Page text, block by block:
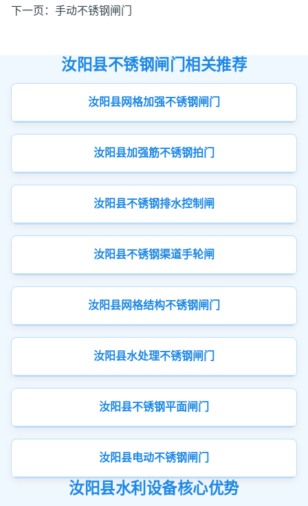
下一页： 手动不锈钢闸门
汝阳县不锈钢闸门相关推荐
汝阳县网格加强不锈钢闸门
汝阳县加强筋不锈钢拍门
汝阳县不锈钢排水控制闸
汝阳县不锈钢渠道手轮闸
汝阳县网格结构不锈钢闸门
汝阳县水处理不锈钢闸门
汝阳县不锈钢平面闸门
汝阳县电动不锈钢闸门
汝阳县水利设备核心优势